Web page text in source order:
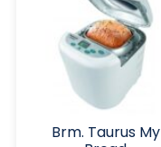
Brm. Taurus My